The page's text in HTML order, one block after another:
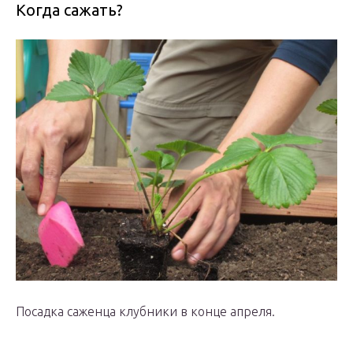
Когда сажать?
Посадка саженца клубники в конце апреля.